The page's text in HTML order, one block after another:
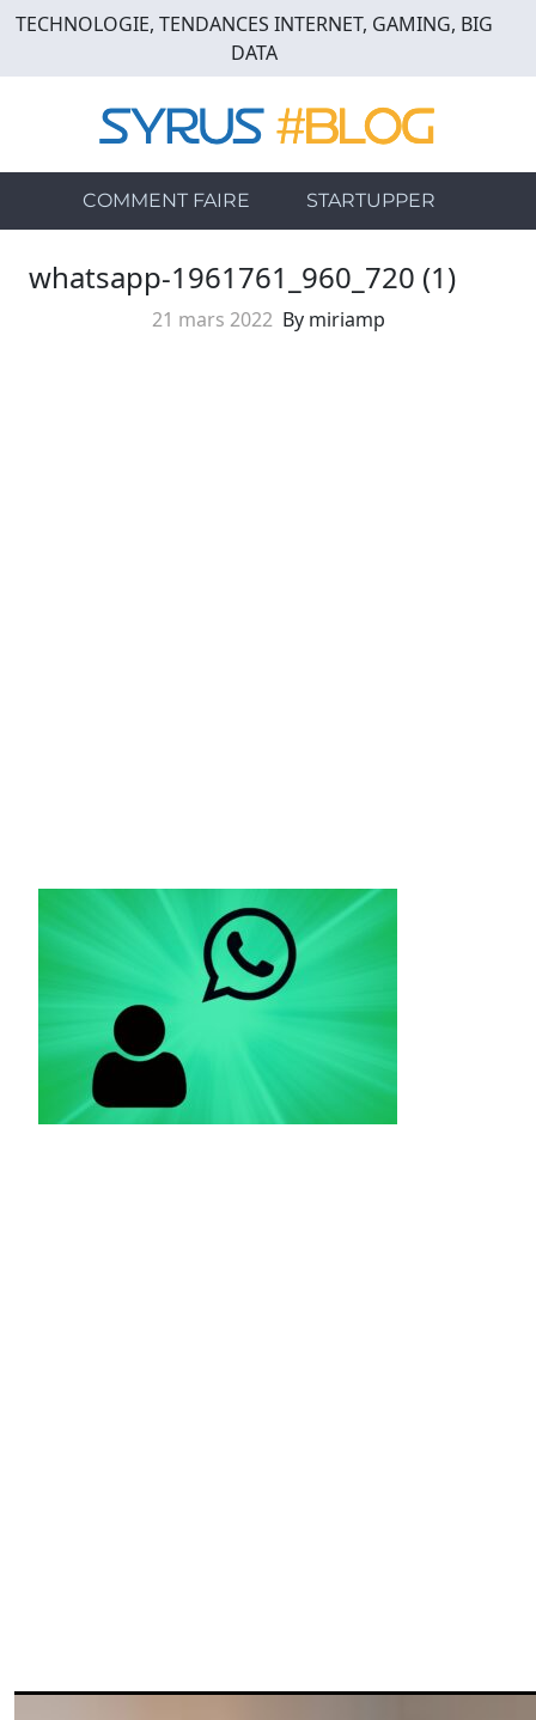
Skip
main
TECHNOLOGIE, TENDANCES INTERNET, GAMING, BIG
DATA
COMMENT FAIRE STARTUPPER
whatsapp-1961761_960_720 (1)
21 mars 2022 By miriamp